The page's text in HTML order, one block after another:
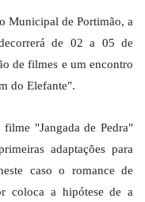
Municipal de Portimão, a
de 02 a 05 de
de filmes e um encontro
do Elefante".
"Jangada de Pedra"
adaptações para
caso o romance de
coloca a hipótese de a